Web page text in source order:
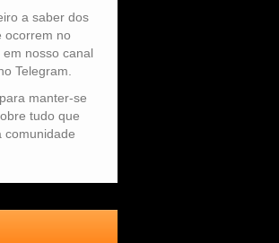
a saber dos
ocorrem no
em nosso canal
Telegram.
manter-se
tudo que
comunidade